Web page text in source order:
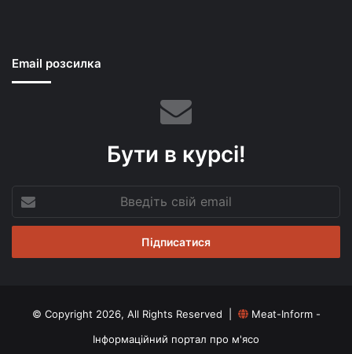
Email розсилка
Бути в курсі!
свій
email
© Copyright 2026, All Rights Reserved |
Meat-Inform -
Інформаційний портал про м'ясо